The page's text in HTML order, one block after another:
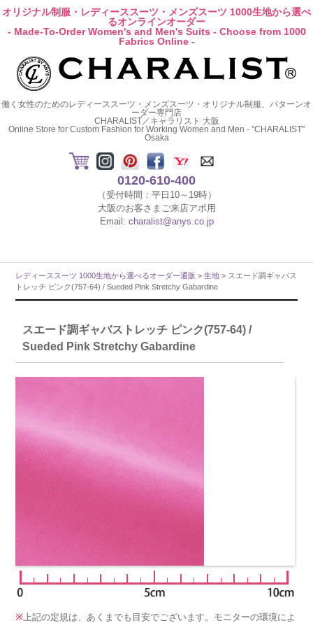
オリジナル制服・レディーススーツ・メンズスーツ 1000生地から選べ
るオンラインオーダー
- Made-To-Order Women's and Men's Suits - Choose from 1000
Fabrics Online -
働く女性のためのレディーススーツ・メンズスーツ・オリジナル制服、パターンオ
ーダー専門店
CHARALIST／キャラリスト 大阪
Online Store for Custom Fashion for Working Women and Men - "CHARALIST"
Osaka
0120-610-400
（受付時間：平日10～19時）
大阪のお客さまご来店アポ用
Email: charalist@anys.co.jp
レディーススーツ 1000生地から選べるオーダー通販 >生地 > スエード調ギャバス
トレッチ ピンク(757-64) / Sueded Pink Stretchy Gabardine
スエード調ギャバストレッチ ピンク(757-64) /
Sueded Pink Stretchy Gabardine
※上記の定規は、あくまでも目安でございます。モニターの環境によ